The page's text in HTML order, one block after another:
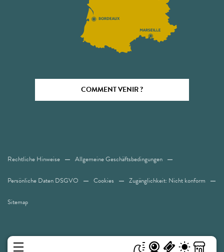
COMMENT VENIR ?
Rechtliche Hinweise Allgemeine Geschäftsbedingungen
Persönliche Daten DSGVO Cookies Zugänglichkeit: Nicht konform
Sitemap